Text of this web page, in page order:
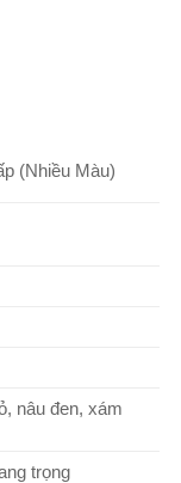
(Nhiều Màu)
nâu đen, xám
trọng